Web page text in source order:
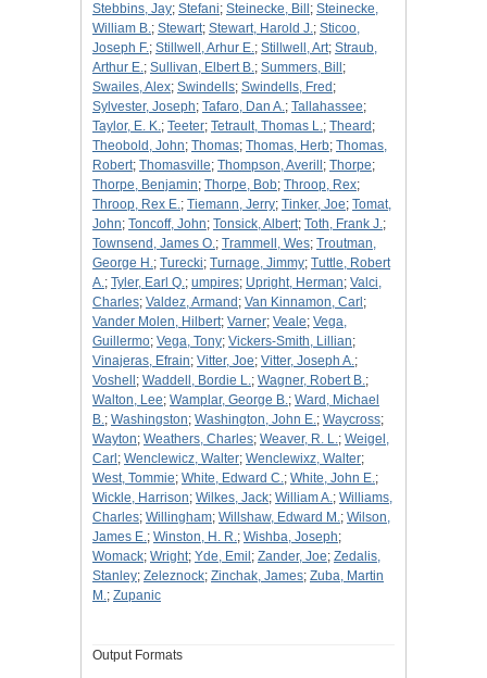
Stebbins, Jay; Stefani; Steinecke, Bill ; Steinecke,
William B.; Stewart; Stewart, Harold J.; Sticoo,
Joseph F.; Stillwell, Arhur E.; Stillwell, Art; Straub,
Arthur E.; Sullivan, Elbert B.; Summers, Bill ;
Swailes, Alex; Swindells; Swindells, Fred ;
Sylvester, Joseph; Tafaro, Dan A.; Tallahassee;
Taylor, E. K.; Teeter; Tetrault, Thomas L.; Theard ;
Theobold, John; Thomas; Thomas, Herb; Thomas,
Robert; Thomasville; Thompson, Averill ; Thorpe;
Thorpe, Benjamin; Thorpe, Bob; Throop, Rex;
Throop, Rex E.; Tiemann, Jerry; Tinker, Joe; Tomat,
John; Toncoff, John; Tonsick, Albert; Toth, Frank J.;
Townsend, James O.; Trammell, Wes; Troutman,
George H.; Turecki; Turnage, Jimmy; Tuttle, Robert
A.; Tyler, Earl Q.; umpires; Upright, Herman; Valci,
Charles; Valdez, Armand ; Van Kinnamon, Carl ;
Vander Molen, Hilbert; Varner; Veale; Vega,
Guillermo; Vega, Tony; Vickers-Smith, Lillian;
Vinajeras, Efrain; Vitter, Joe; Vitter, Joseph A.;
Voshell ; Waddell, Bordie L.; Wagner, Robert B.;
Walton, Lee; Wamplar, George B.; Ward, Michael
B.; Washingston; Washington, John E.; Waycross;
Wayton; Weathers, Charles; Weaver, R. L.; Weigel,
Carl ; Wenclewicz, Walter; Wenclewixz, Walter;
West, Tommie; White, Edward C.; White, John E.;
Wickle, Harrison; Wilkes, Jack; William A.; Williams,
Charles; Willingham; Willshaw, Edward M.; Wilson,
James E.; Winston, H. R.; Wishba, Joseph;
Womack; Wright; Yde, Emil ; Zander, Joe; Zedalis,
Stanley; Zeleznock; Zinchak, James; Zuba, Martin
M.; Zupanic
Output Formats